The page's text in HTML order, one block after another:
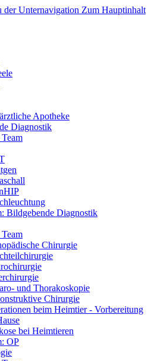
der Unternavigation Zum Hauptinhalt
Apotheke
Diagnostik
Bildgebende Diagnostik
Chirurgie
und Thorakoskopie
Chirurgie
beim Heimtier - Vorbereitung
bei Heimtieren
OP